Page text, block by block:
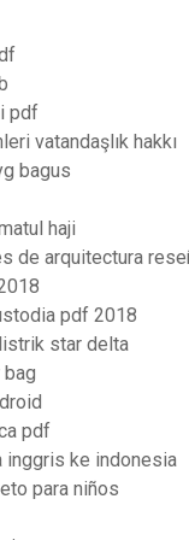
pdf
vatandaşlık hakkı
bagus
haji
de arquitectura
pdf 2018
star delta
bag
pdf
inggris ke indonesia
para niños